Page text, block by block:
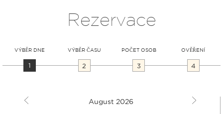
Rezervace
VÝBĚR DNE
1
VÝBĚR ČASU
2
POČET OSOB
3
OVĚŘENÍ
4
August 2026